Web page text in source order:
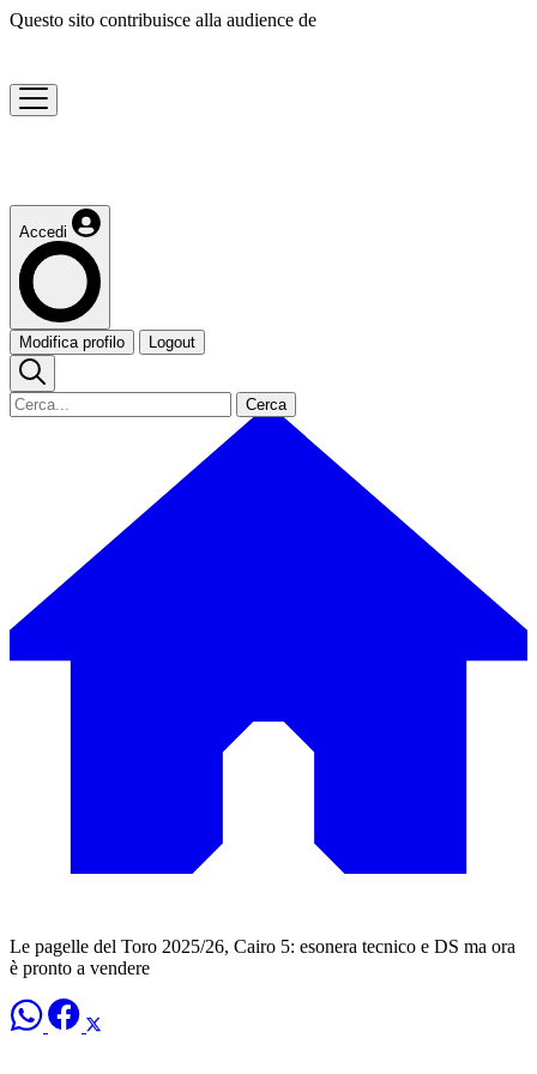
Questo sito contribuisce alla audience de
Accedi
Modifica profilo Logout
Cerca
Le pagelle del Toro 2025/26, Cairo 5: esonera tecnico e DS ma ora
è pronto a vendere